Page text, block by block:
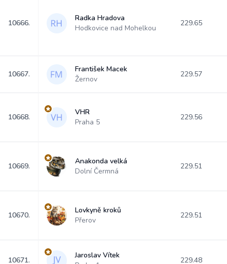
10666.
Radka Hradova
Hodkovice nad Mohelkou
229.65
10667.
František Macek
Žernov
229.57
10668.
VHR
Praha 5
229.56
10669.
Anakonda velká
Dolní Čermná
229.51
10670.
Lovkyně kroků
Přerov
229.51
10671.
Jaroslav Vítek
229.48